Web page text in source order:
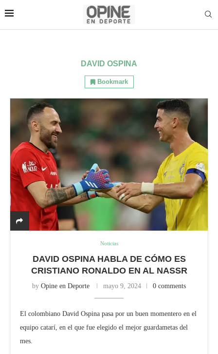
DAVID OSPINA
Bookmark
Noticias
DAVID OSPINA HABLA DE CÓMO ES
CRISTIANO RONALDO EN AL NASSR
by Opine en Deporte mayo 9, 2024 0 comments
El colombiano David Ospina pasa por un buen momentero en el
equipo catarí, en el que fue elegido el mejor guardametas del
mes.